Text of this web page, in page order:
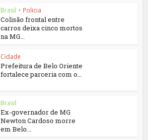
Brasil • Policia
Colisão frontal entre
carros deixa cinco mortos
na MG...
Cidade
Prefeitura de Belo Oriente
fortalece parceria com o...
Brasil
Ex-governador de MG
Newton Cardoso morre
em Belo...